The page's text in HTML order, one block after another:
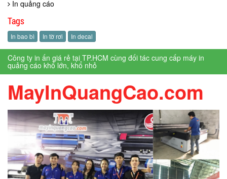
In quảng cáo
Tags
In bao bì In tờ rơi In decal
Công ty in ấn giá rẻ tại TP.HCM cùng đối tác cung cấp máy in
quảng cáo khổ lớn, khổ nhỏ
MayInQuangCao.com